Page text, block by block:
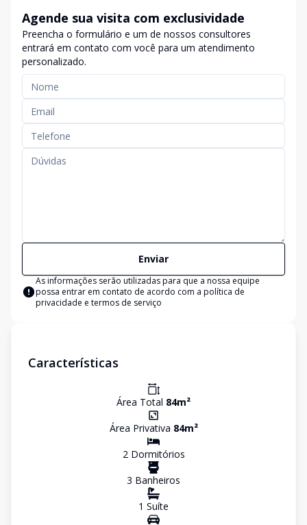
Agende sua visita com exclusividade
Preencha o formulário e um de nossos consultores
entrará em contato com você para um atendimento
personalizado.
Enviar
As informações serão utilizadas para que a nossa equipe
possa entrar em contato de acordo com a política de
privacidade e termos de serviço
Características
Área Total 84m²
Área Privativa 84m²
2Dormitórios
3 Banheiros
1 Suíte